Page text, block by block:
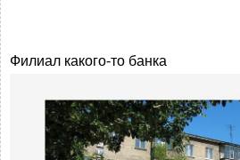
Филиал какого-то банка